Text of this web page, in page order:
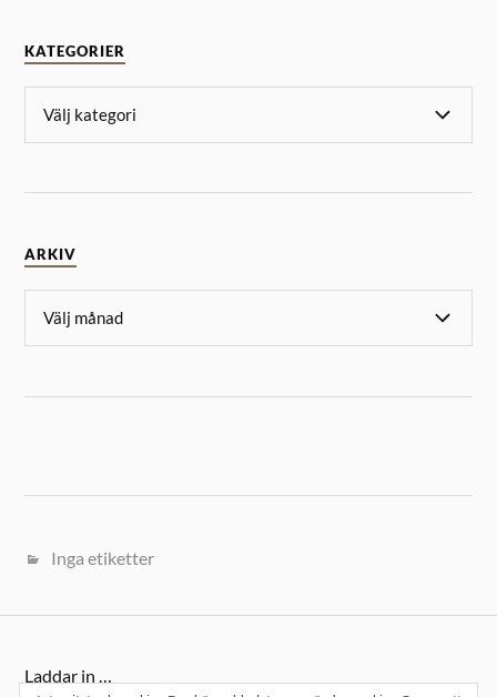
KATEGORIER
ARKIV
Inga etiketter
Laddar in …